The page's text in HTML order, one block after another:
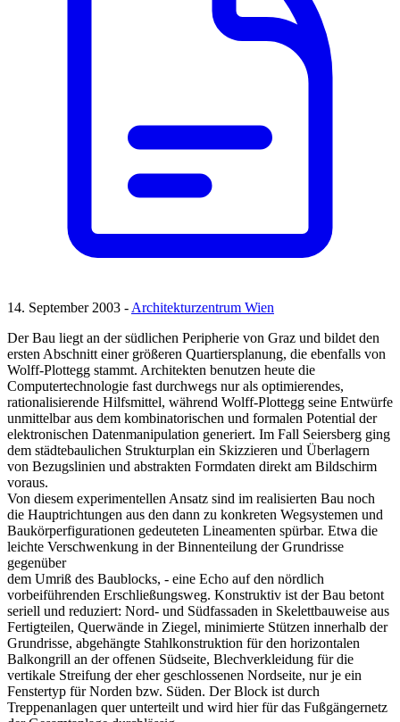
14. September 2003 -Architekturzentrum Wien
Der Bau liegt an der südlichen Peripherie von Graz und bildet den
ersten Abschnitt einer größeren Quartiersplanung, die ebenfalls von
Wolff-Plottegg stammt. Architekten benutzen heute die
Computertechnologie fast durchwegs nur als optimierendes,
rationalisierende Hilfsmittel, während Wolff-Plottegg seine Entwürfe
unmittelbar aus dem kombinatorischen und formalen Potential der
elektronischen Datenmanipulation generiert. Im Fall Seiersberg ging
dem städtebaulichen Strukturplan ein Skizzieren und Überlagern
von Bezugslinien und abstrakten Formdaten direkt am Bildschirm
voraus.
Von diesem experimentellen Ansatz sind im realisierten Bau noch
die Hauptrichtungen aus den dann zu konkreten Wegsystemen und
Baukörperfigurationen gedeuteten Lineamenten spürbar. Etwa die
leichte Verschwenkung in der Binnenteilung der Grundrisse
gegenüber
dem Umriß des Baublocks, - eine Echo auf den nördlich
vorbeiführenden Erschließungsweg. Konstruktiv ist der Bau betont
seriell und reduziert: Nord- und Südfassaden in Skelettbauweise aus
Fertigteilen, Querwände in Ziegel, minimierte Stützen innerhalb der
Grundrisse, abgehängte Stahlkonstruktion für den horizontalen
Balkongrill an der offenen Südseite, Blechverkleidung für die
vertikale Streifung der eher geschlossenen Nordseite, nur je ein
Fenstertyp für Norden bzw. Süden. Der Block ist durch
Treppenanlagen quer unterteilt und wird hier für das Fußgängernetz